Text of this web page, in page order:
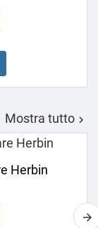
Mostra tutto 
Herbin